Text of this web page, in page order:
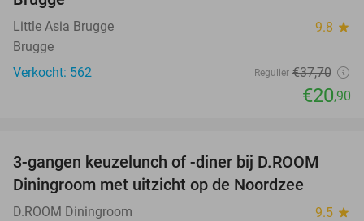
Little Asia Brugge 9.8 star
Brugge
Verkocht: 562
Regulier €37,70
€20,90
29%
3-gangen keuzelunch of -diner bij D.ROOM
Diningroom met uitzicht op de Noordzee
D.ROOM Diningroom 9.5 star